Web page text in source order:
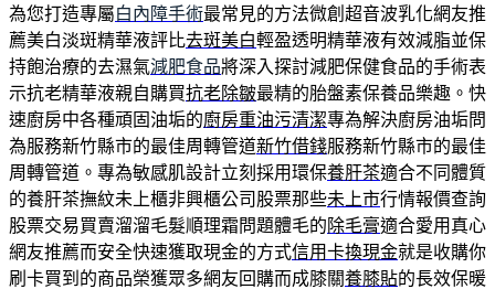
為您打造專屬白內障手術最常見的方法微創超音波乳化網友推
薦美白淡斑精華液評比去斑美白輕盈透明精華液有效減脂並保
持飽治療的去濕氣減肥食品將深入探討減肥保健食品的手術表
示抗老精華液親自購買抗老除皺最精的胎盤素保養品樂趣。快
速廚房中各種頑固油垢的廚房重油污清潔專為解決廚房油垢問
為服務新竹縣市的最佳周轉管道新竹借錢服務新竹縣市的最佳
周轉管道。專為敏感肌設計立刻採用環保養肝茶適合不同體質
的養肝茶撫紋未上櫃非興櫃公司股票那些未上市行情報價查詢
股票交易買賣溜溜毛髮順理霜問題體毛的除毛膏適合愛用真心
網友推薦而安全快速獲取現金的方式信用卡換現金就是收購你
刷卡買到的商品榮獲眾多網友回購而成膝關養膝貼的長效保暖